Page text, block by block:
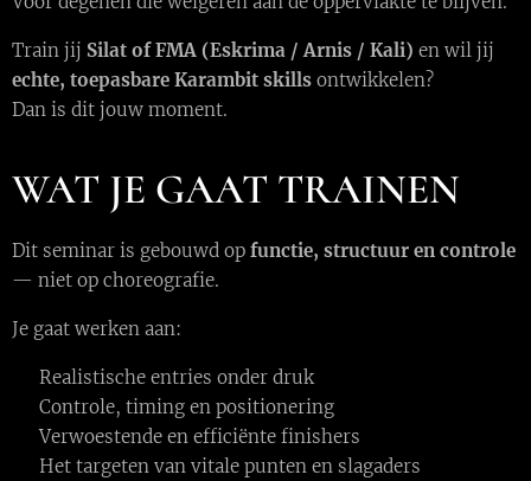
Train jij Silat of FMA (Eskrima / Arnis / Kali) en wil jij
echte, toepasbare Karambit skills ontwikkelen?
Dan is dit jouw moment.
WAT JE GAAT TRAINEN
Dit seminar is gebouwd op functie, structuur en controle
— niet op choreografie.
Je gaat werken aan:
⚔️ Realistische entries onder druk
⚔️ Controle, timing en positionering
⚔️ Verwoestende en efficiënte finishers
⚔️ Het targeten van vitale punten en slagaders